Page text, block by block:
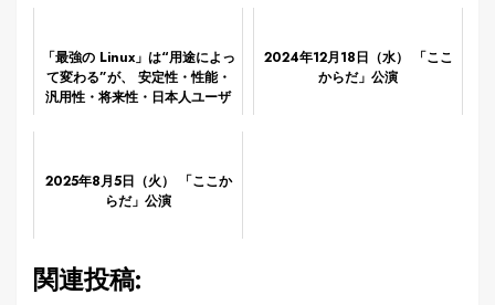
「最強の Linux」は“用途によっ
て変わる”が、 安定性・性能・
汎用性・将来性・日本人ユーザ
2024年12月18日（水） 「ここ
からだ」公演
2025年8月5日（火） 「ここか
らだ」公演
関連投稿: